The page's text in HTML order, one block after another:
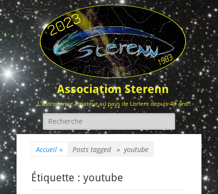
Association Sterenn
L'astronomie amateur au pays de Lorient depuis 40 ans !
Rechercher :
Accueil » Posts tagged » youtube
Étiquette : youtube